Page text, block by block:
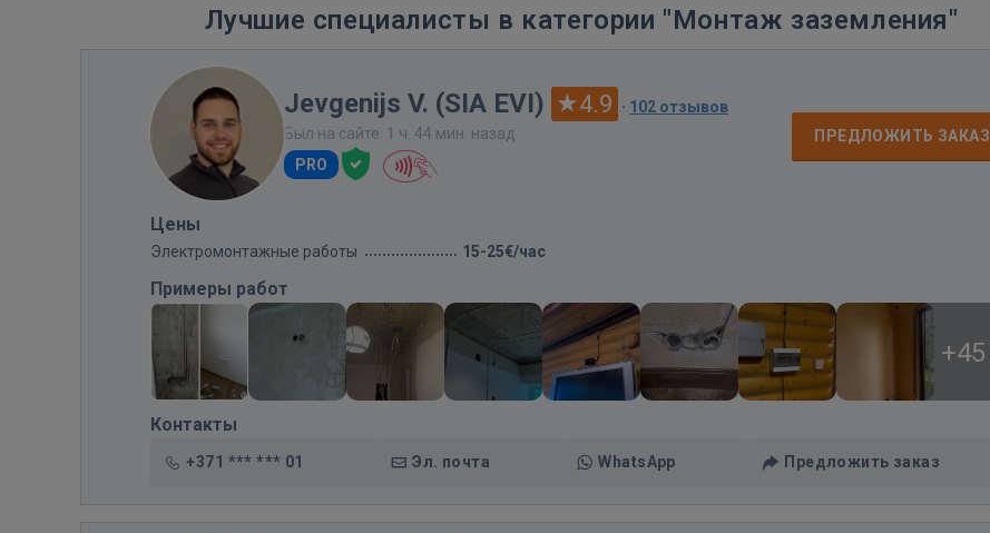
Лучшие специалисты в категории "Монтаж заземления"
Jevgenijs V. (SIA EVI) 4.9 · 102 отзывов
Был на сайте: 1 ч. 44 мин. назад
PRO
ПРЕДЛОЖИТЬ ЗАКАЗ
Цены
Электромонтажные работы 15-25€/час
Примеры работ
+45
Контакты
+371 *** *** 01 Эл. почта WhatsApp Предложить заказ